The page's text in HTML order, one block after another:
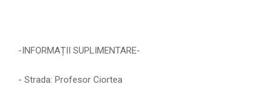
-INFORMAȚII SUPLIMENTARE-
- Strada: Profesor Ciortea